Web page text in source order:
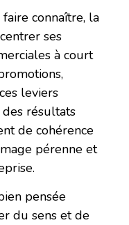
faire connaître, la
ses
à court
leviers
résultats
de cohérence
pérenne et
pensée
du sens et de